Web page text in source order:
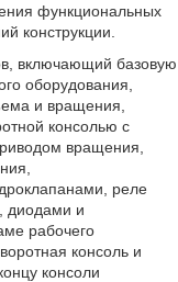
функциональных
конструкции.
включающий базовую
оборудования,
и вращения,
консолью с
вращения,
реле
диодами и
рабочего
консоль и
консоли